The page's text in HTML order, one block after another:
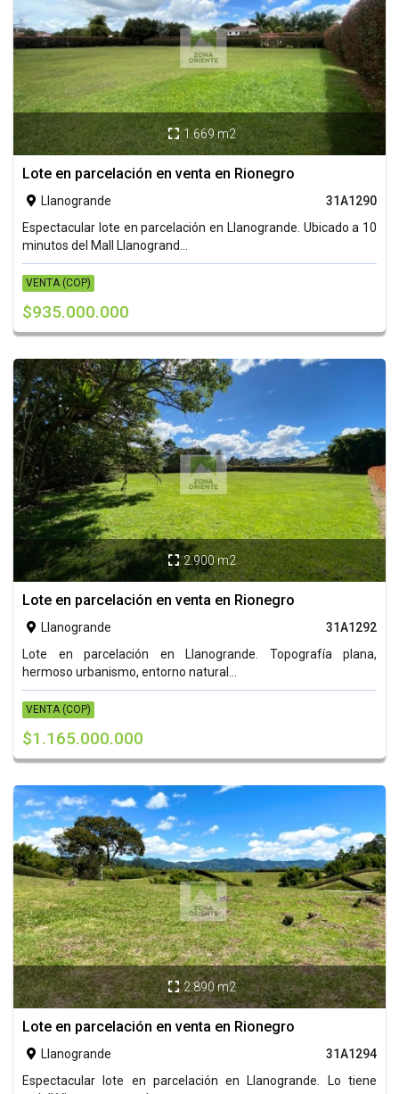
 1.669 m2
Lote en parcelación en venta en Rionegro
 Llanogrande
31A1290
Espectacular lote en parcelación en Llanogrande. Ubicado a 10
minutos del Mall Llanogrand...
VENTA (COP)
$935.000.000
 2.900 m2
Lote en parcelación en venta en Rionegro
 Llanogrande
31A1292
Lote en parcelación en Llanogrande. Topografía plana,
hermoso urbanismo, entorno natural...
VENTA (COP)
$1.165.000.000
 2.890 m2
Lote en parcelación en venta en Rionegro
 Llanogrande
31A1294
Espectacular lote en parcelación en Llanogrande. Lo tiene